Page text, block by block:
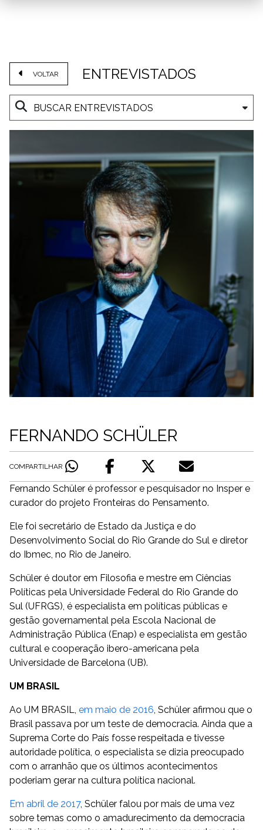
VOLTAR ENTREVISTADOS
FERNANDO SCHÜLER
COMPARTILHAR
Fernando Schüler é professor e pesquisador no Insper e
curador do projeto Fronteiras do Pensamento.
Ele foi secretário de Estado da Justiça e do
Desenvolvimento Social do Rio Grande do Sul e diretor
do Ibmec, no Rio de Janeiro.
Schüler é doutor em Filosofia e mestre em Ciências
Políticas pela Universidade Federal do Rio Grande do
Sul (UFRGS), é especialista em políticas públicas e
gestão governamental pela Escola Nacional de
Administração Pública (Enap) e especialista em gestão
cultural e cooperação ibero-americana pela
Universidade de Barcelona (UB).
UM BRASIL
Ao UM BRASIL, em maio de 2016, Schüler afirmou que o
Brasil passava por um teste de democracia. Ainda que a
Suprema Corte do País fosse respeitada e tivesse
autoridade política, o especialista se dizia preocupado
com o arranhão que os últimos acontecimentos
poderiam gerar na cultura política nacional.
Em abril de 2017, Schüler falou por mais de uma vez
sobre temas como o amadurecimento da democracia